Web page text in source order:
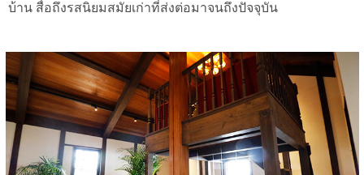
บ้าน สื่อถึงรสนิยมสมัยเก่าที่ส่งต่อมาจนถึงปัจจุบัน